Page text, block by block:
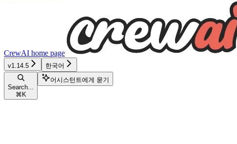
CrewAI home page
v1.14.5 한국어
Search...
⌘ K
어시스턴트에게 묻기